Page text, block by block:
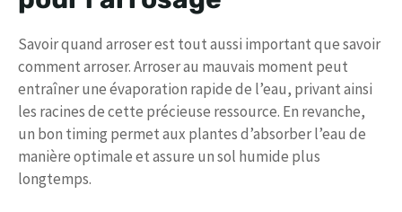
Savoir quand arroser est tout aussi important que savoir
comment arroser. Arroser au mauvais moment peut
entraîner une évaporation rapide de l’eau, privant ainsi
les racines de cette précieuse ressource. En revanche,
un bon timing permet aux plantes d’absorber l’eau de
manière optimale et assure un sol humide plus
longtemps.